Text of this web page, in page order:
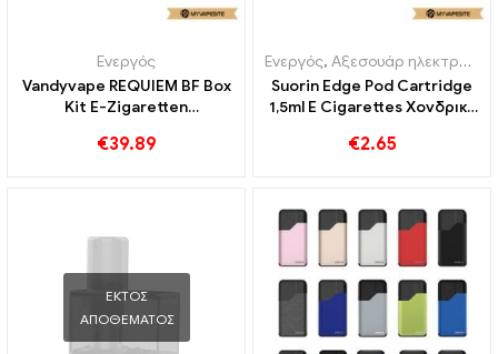
Ενεργός
Vandyvape REQUIEM BF Box
Kit E-Zigaretten
€39.89
Ενεργός, Αξεσουάρ ηλεκτρονικού τσιγάρου
Suorin Edge Pod Cartridge
1,5ml E Cigarettes Χονδρική
€2.65
ΕΚΤΌΣ
ΑΠΟΘΈΜΑΤΟΣ